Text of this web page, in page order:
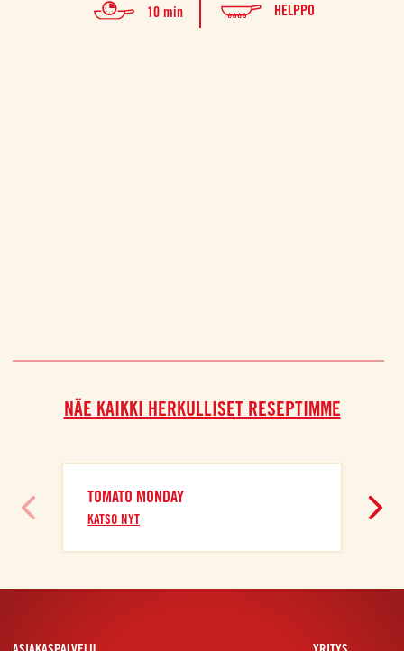
10 min HELPPO
NÄE KAIKKI HERKULLISET RESEPTIMME
TOMATO MONDAY
KATSO NYT